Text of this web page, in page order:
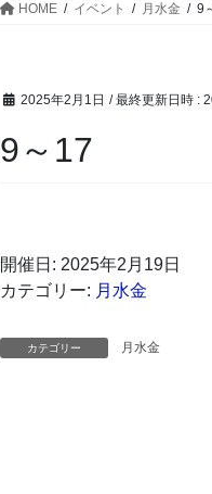
HOME イベント 月水金 9
2025年2月1日 / 最終更新日時 :
9～17
開催日: 2025年2月19日
カテゴリー: 月水金
カテゴリー 月水金